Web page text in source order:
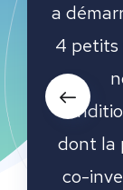
a
4 petits
dont la
co-